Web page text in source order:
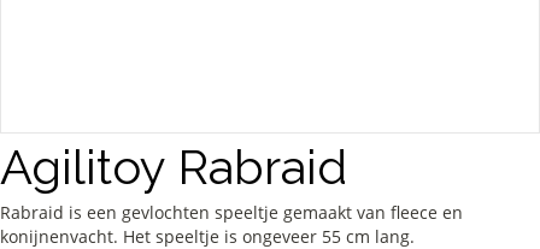
Agilitoy Rabraid
Rabraid is een gevlochten speeltje gemaakt van fleece en
konijnenvacht. Het speeltje is ongeveer 55 cm lang.